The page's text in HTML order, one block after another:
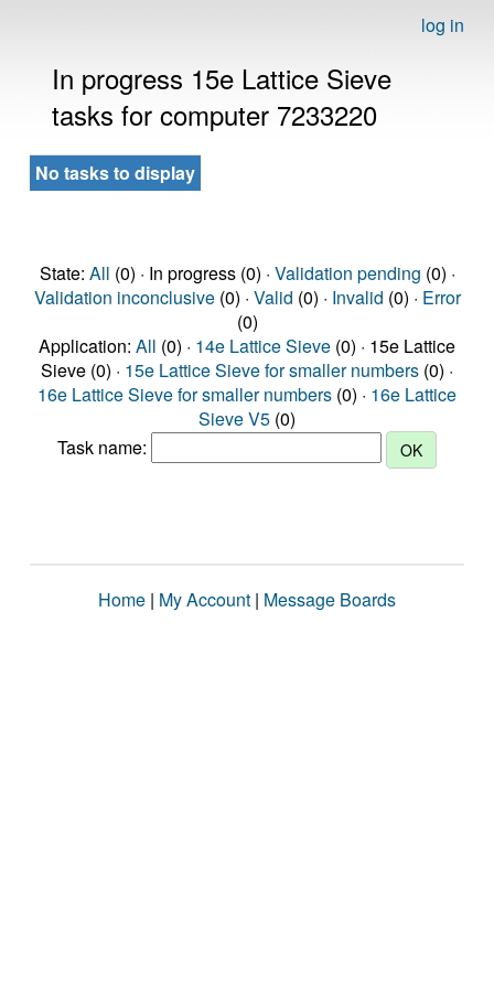
log in
In progress 15e Lattice Sieve
tasks for computer 7233220
No tasks to display
State: All (0) · In progress (0) · Validation pending (0) ·
Validation inconclusive(0) · Valid (0) · Invalid (0) · Error
(0)
Application: All (0) · 14e Lattice Sieve (0) · 15e Lattice
Sieve (0) · 15e Lattice Sieve for smaller numbers (0) ·
16e Lattice Sieve for smaller numbers (0) · 16e Lattice
Sieve V5 (0)
Task name:
Home | My Account | Message Boards